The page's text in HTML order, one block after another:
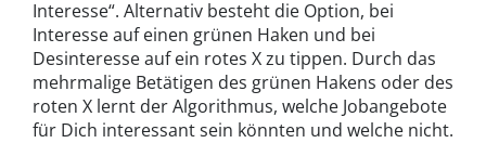
Interesse“. Alternativ besteht die Option, bei
Interesse auf einen grünen Haken und bei
Desinteresse auf ein rotes X zu tippen. Durch das
mehrmalige Betätigen des grünen Hakens oder des
roten X lernt der Algorithmus, welche Jobangebote
für Dich interessant sein könnten und welche nicht.